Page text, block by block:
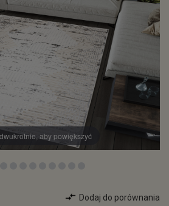
aby powiększyć
Dodaj do porównania